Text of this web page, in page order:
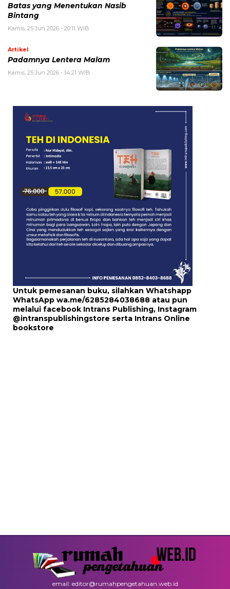
Batas yang Menentukan Nasib
Bintang
Kamis, 25 Jun 2026 - 20:11 WIB
Artikel
Padamnya Lentera Malam
Kamis, 25 Jun 2026 - 14:21 WIB
Untuk pemesanan buku, silahkan Whatshapp
WhatsApp wa.me/6285284038688 atau pun
melalui facebook Intrans Publishing, Instagram
@intranspublishingstore serta Intrans Online
bookstore
email: editor@rumahpengetahuan.web.id